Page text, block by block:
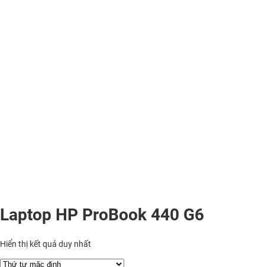
Laptop HP ProBook 440 G6
Hiển thị kết quả duy nhất